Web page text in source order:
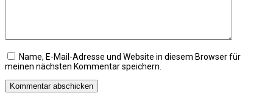
Name, E-Mail-Adresse und Website in diesem Browser für
meinen nächsten Kommentar speichern.